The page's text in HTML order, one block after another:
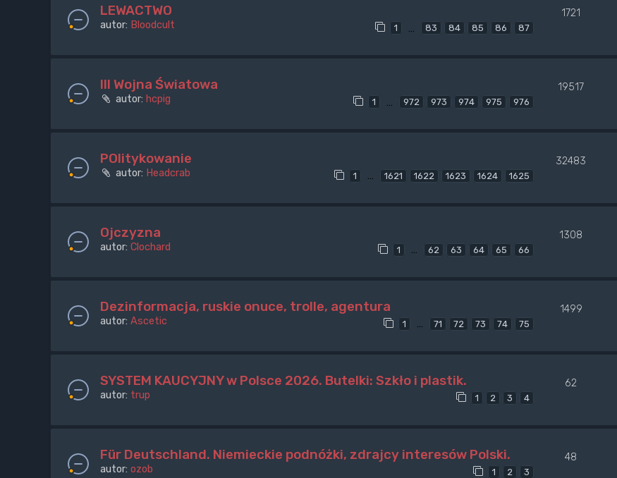
LEWACTWO
autor: Bloodcult 1 … 83 84 85 86 87
1721
III Wojna Światowa
autor: hcpig 1 972 973 974 975 976
19517
POlitykowanie
autor: Headcrab 1 … 1621 1622 1623 1624 1625
32483
Ojczyzna
autor: Clochard 1 … 62 63 64 65 66
1308
Dezinformacja, ruskie onuce, trolle, agentura
autor: Ascetic 1 … 71 72 73 74 75
1499
SYSTEM KAUCYJNY w Polsce 2026. Butelki: Szkło i plastik.
autor: trup 1 2 3 4
62
Für Deutschland. Niemieckie podnóżki, zdrajcy interesów Polski.
autor: ozob 1 2 3
48